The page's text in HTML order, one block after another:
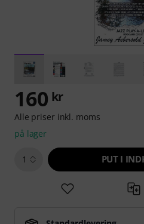
160 kr
Alle priser inkl. moms
på lager
1 PUT I